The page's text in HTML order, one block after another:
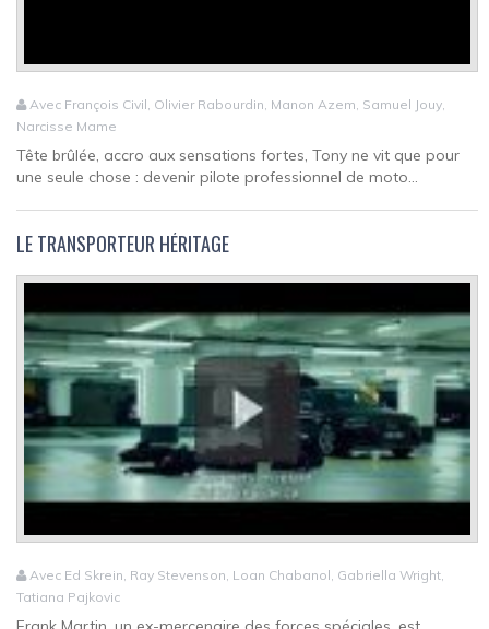
Avec François Civil, Olivier Rabourdin, Manon Azem, Samuel Jouy,
Narcisse Mame
Tête brûlée, accro aux sensations fortes, Tony ne vit que pour
une seule chose : devenir pilote professionnel de moto...
LE TRANSPORTEUR HÉRITAGE
Avec Ed Skrein, Ray Stevenson, Loan Chabanol, Gabriella Wright,
Tatiana Pajkovic